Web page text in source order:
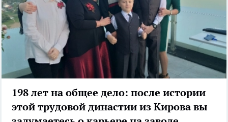
198 лет на общее дело: после истории
этой трудовой династии из Кирова вы